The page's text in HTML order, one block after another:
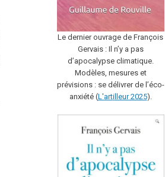
Le dernier ouvrage de François
Gervais : Il n’y a pas
d’apocalypse climatique.
Modèles, mesures et
prévisions : se délivrer de l’éco-
anxiété (L'artilleur 2025).